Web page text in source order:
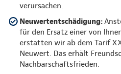
verursachen.
Neuwertentschädigung:
für den Ersatz einer von
erstatten wir ab dem Tarif
Neuwert. Das erhält
Nachbarschaftsfrieden.